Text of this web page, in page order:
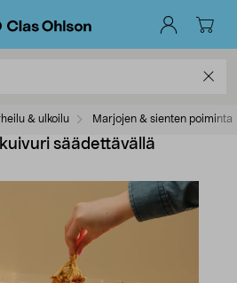
& ulkoilu Marjojen & sienten poiminta
säädettävällä